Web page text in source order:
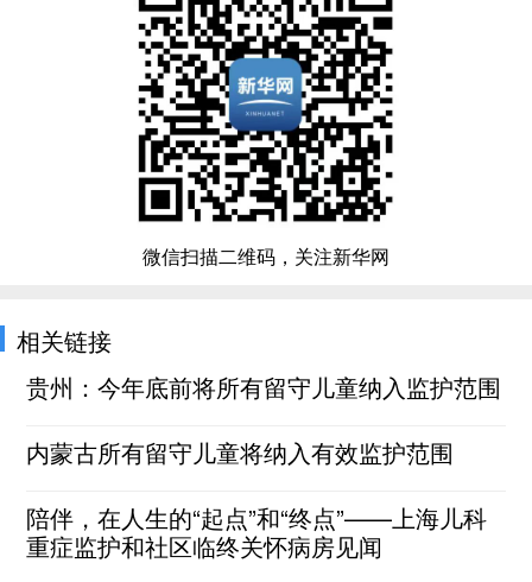
微信扫描二维码，关注新华网
相关链接
贵州：今年底前将所有留守儿童纳入监护范围
内蒙古所有留守儿童将纳入有效监护范围
陪伴，在人生的“起点”和“终点”——上海儿科
重症监护和社区临终关怀病房见闻